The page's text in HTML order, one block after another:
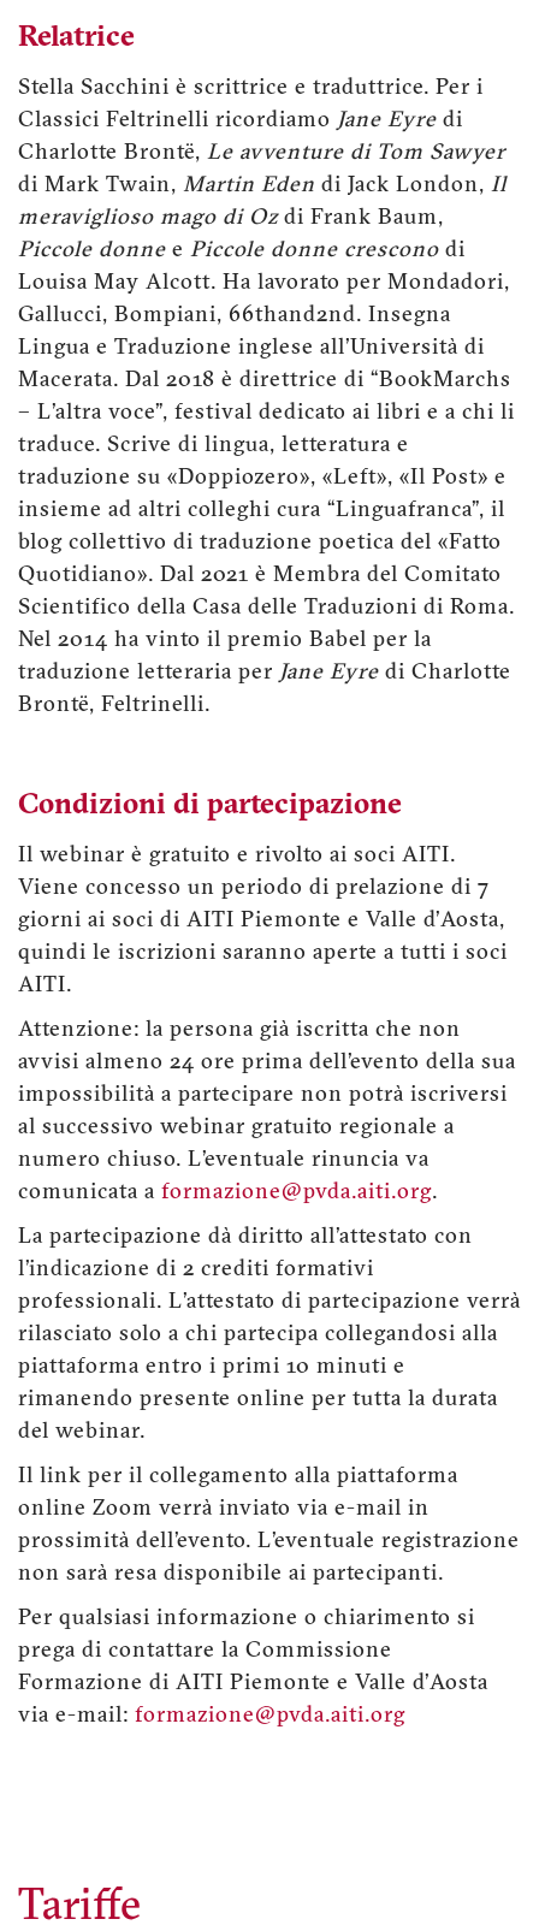
Relatrice
Stella Sacchini è scrittrice e traduttrice. Per i
Classici Feltrinelli ricordiamo Jane Eyre di
Charlotte Brontë, Le avventure di Tom Sawyer
di Mark Twain, Martin Eden di Jack London, Il
meraviglioso mago di Ozdi Frank Baum,
Piccole donne e Piccole donne crescono di
Louisa May Alcott. Ha lavorato per Mondadori,
Gallucci, Bompiani, 66thand2nd. Insegna
Lingua e Traduzione inglese all’Università di
Macerata. Dal 2018 è direttrice di “BookMarchs
– L’altra voce”, festival dedicato ai libri e a chi li
traduce. Scrive di lingua, letteratura e
traduzione su «Doppiozero», «Left», «Il Post» e
insieme ad altri colleghi cura “Linguafranca”, il
blog collettivo di traduzione poetica del «Fatto
Quotidiano». Dal 2021 è Membra del Comitato
Scientifico della Casa delle Traduzioni di Roma.
Nel 2014 ha vinto il premio Babel per la
traduzione letteraria per Jane Eyre di Charlotte
Brontë, Feltrinelli.
Condizioni di partecipazione
Il webinar è gratuito e rivolto ai soci AITI.
Viene concesso un periodo di prelazione di 7
giorni ai soci di AITI Piemonte e Valle d’Aosta,
quindi le iscrizioni saranno aperte a tutti i soci
AITI.
Attenzione: la persona già iscritta che non
avvisi almeno 24 ore prima dell’evento della sua
impossibilità a partecipare non potrà iscriversi
al successivo webinar gratuito regionale a
numero chiuso. L’eventuale rinuncia va
comunicata a formazione@pvda.aiti.org.
La partecipazione dà diritto all’attestato con
l’indicazione di 2 crediti formativi
professionali. L’attestato di partecipazione verrà
rilasciato solo a chi partecipa collegandosi alla
piattaforma entro i primi 10 minuti e
rimanendo presente online per tutta la durata
del webinar.
Il link per il collegamento alla piattaforma
online Zoom verrà inviato via e-mail in
prossimità dell’evento. L’eventuale registrazione
non sarà resa disponibile ai partecipanti.
Per qualsiasi informazione o chiarimento si
prega di contattare la Commissione
Formazione di AITI Piemonte e Valle d’Aosta
via e-mail: formazione@pvda.aiti.org
Tariffe